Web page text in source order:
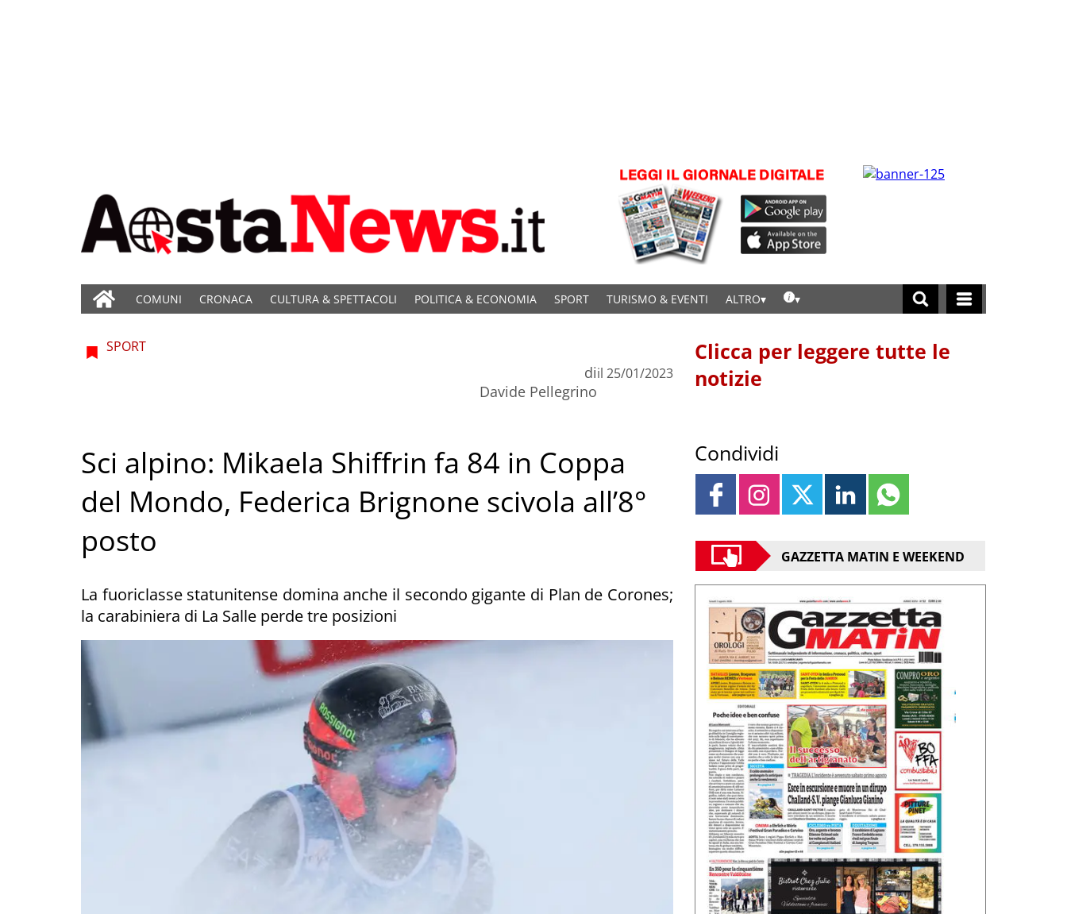
COMUNI CRONACA CULTURA & SPETTACOLI POLITICA & ECONOMIA SPORT TURISMO & EVENTI ALTRO
SPORT
di
Davide Pellegrino
il 25/01/2023
Sci alpino: Mikaela Shiffrin fa 84 in Coppa
del Mondo, Federica Brignone scivola all’8°
posto
La fuoriclasse statunitense domina anche il secondo gigante di Plan de Corones;
la carabiniera di La Salle perde tre posizioni
Clicca per leggere tutte le
notizie
Condividi
GAZZETTA MATIN E WEEKEND